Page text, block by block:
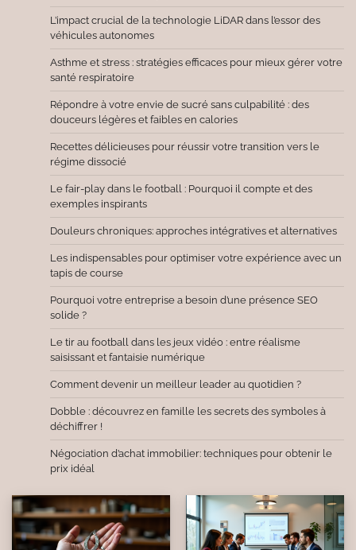
L’impact crucial de la technologie LiDAR dans l’essor des
véhicules autonomes
Asthme et stress : stratégies efficaces pour mieux gérer votre
santé respiratoire
Répondre à votre envie de sucré sans culpabilité : des
douceurs légères et faibles en calories
Recettes délicieuses pour réussir votre transition vers le
régime dissocié
Le fair-play dans le football : Pourquoi il compte et des
exemples inspirants
Douleurs chroniques: approches intégratives et alternatives
Les indispensables pour optimiser votre expérience avec un
tapis de course
Pourquoi votre entreprise a besoin d’une présence SEO
solide ?
Le tir au football dans les jeux vidéo : entre réalisme
saisissant et fantaisie numérique
Comment devenir un meilleur leader au quotidien ?
Dobble : découvrez en famille les secrets des symboles à
déchiffrer !
Négociation d’achat immobilier: techniques pour obtenir le
prix idéal